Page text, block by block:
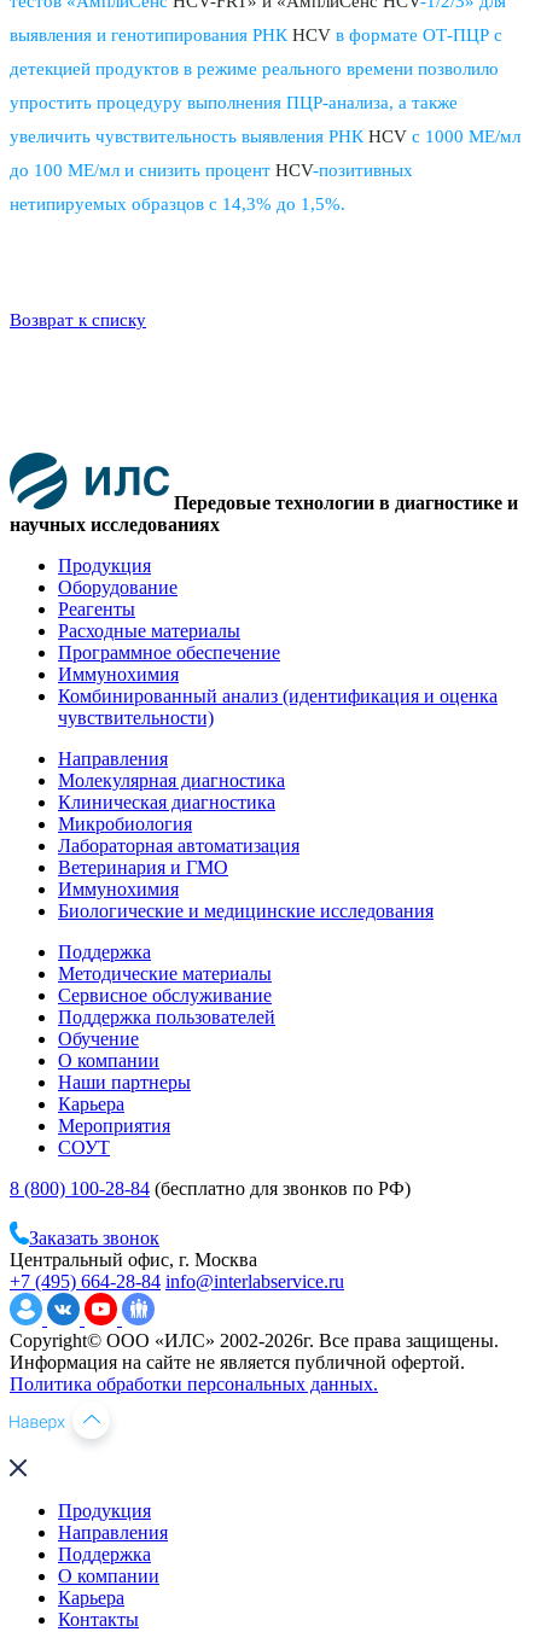
выявления и генотипирования РНК HCV в формате ОТ-ПЦР с
детекцией продуктов в режиме реального времени позволило
упростить процедуру выполнения ПЦР-анализа, а также
увеличить чувствительность выявления РНК HCV с 1000 МЕ/мл
до 100 МЕ/мл и снизить процент HCV-позитивных
нетипируемых образцов с 14,3% до 1,5%.
Возврат к списку
Передовые технологии в диагностике и
научных исследованиях
Продукция
Оборудование
Реагенты
Расходные материалы
Программное обеспечение
Иммунохимия
Комбинированный анализ (идентификация и оценка
чувствительности)
Направления
Молекулярная диагностика
Клиническая диагностика
Микробиология
Лабораторная автоматизация
Ветеринария и ГМО
Иммунохимия
Биологические и медицинские исследования
Поддержка
Методические материалы
Сервисное обслуживание
Поддержка пользователей
Обучение
О компании
Наши партнеры
Карьера
Мероприятия
СОУТ
8 (800) 100-28-84 (бесплатно для звонков по РФ)
Заказать звонок
Центральный офис, г. Москва
+7 (495) 664-28-84 info@interlabservice.ru
Copyright© ООО «ИЛС» 2002-2026г. Все права защищены.
Информация на сайте не является публичной офертой.
Политика обработки персональных данных.
Продукция
Направления
Поддержка
О компании
Карьера
Контакты